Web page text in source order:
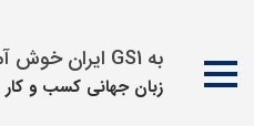
به GS1 ایران خوش آمدید
زبان جهانی كسب و كار